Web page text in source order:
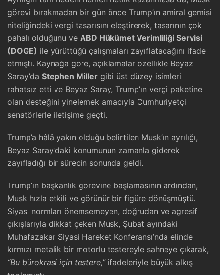
görevi bırakmadan bir gün önce Trump’ın amiral gemisi
niteliğindeki vergi tasarısını eleştirerek, tasarının çok
pahalı olduğunu ve ABD Hükümet Verimliliği Servisi
(DOGE) ile yürüttüğü çalışmaları zayıflatacağını ifade
etmişti. Kaynağa göre, açıklamalar özellikle Beyaz
Saray’da Stephen Miller gibi üst düzey isimleri
rahatsız etti ve Beyaz Saray, Trump’ın vergi paketine
olan desteğini yinelemek amacıyla Cumhuriyetçi
senatörlerle iletişime geçti.
Trump’a hâlâ yakın olduğu belirtilen Musk’ın ayrılığı,
Beyaz Saray’daki konumunun zamanla giderek
zayıfladığı bir sürecin sonunda geldi.
Trump’ın başkanlık görevine başlamasının ardından,
Musk hızla etkili ve görünür bir figüre dönüşmüştü.
Siyasi normları önemsemeyen, doğrudan ve agresif
çıkışlarıyla dikkat çeken Musk, Şubat ayındaki
Muhafazakar Siyasi Hareket Konferansı’nda elinde
kırmızı metalik bir motorlu testereyle sahneye çıkarak,
“Bu bürokrasi için testere,”ifadeleriyle büyük alkış